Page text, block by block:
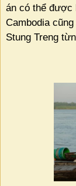
án có thể được
Cambodia
Stung Treng